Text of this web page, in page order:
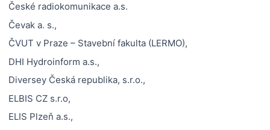
České radiokomunikace a.s.
Čevak a. s.,
ČVUT v Praze – Stavební fakulta (LERMO),
DHI Hydroinform a.s.,
Diversey Česká republika, s.r.o.,
ELBIS CZ s.r.o,
ELIS Plzeň a.s.,